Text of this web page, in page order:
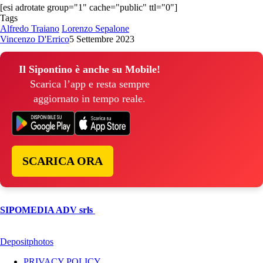
[esi adrotate group="1" cache="public" ttl="0"]
Tags
Alfredo Traiano Lorenzo Sepalone
Vincenzo D'Errico5 Settembre 2023
Il Sipontino è anche su Mobile!
Scarica l’app e resta sempre
aggiornato in tempo reale.
SCARICA ORA
SIPOMEDIA ADV srls
Depositphotos